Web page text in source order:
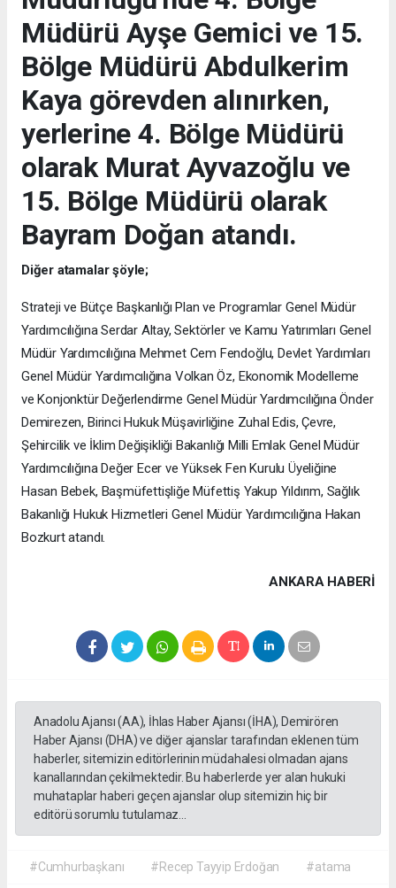
Müdürü Ayşe Gemici ve 15.
Bölge Müdürü Abdulkerim
Kaya görevden alınırken,
yerlerine 4. Bölge Müdürü
olarak Murat Ayvazoğlu ve
15. Bölge Müdürü olarak
Bayram Doğan atandı.
Diğer atamalar şöyle;
Strateji ve Bütçe Başkanlığı Plan ve Programlar Genel Müdür
Yardımcılığına Serdar Altay, Sektörler ve Kamu Yatırımları Genel
Müdür Yardımcılığına Mehmet Cem Fendoğlu, Devlet Yardımları
Genel Müdür Yardımcılığına Volkan Öz, Ekonomik Modelleme
ve Konjonktür Değerlendirme Genel Müdür Yardımcılığına Önder
Demirezen, Birinci Hukuk Müşavirliğine Zuhal Edis, Çevre,
Şehircilik ve İklim Değişikliği Bakanlığı Milli Emlak Genel Müdür
Yardımcılığına Değer Ecer ve Yüksek Fen Kurulu Üyeliğine
Hasan Bebek, Başmüfettişliğe Müfettiş Yakup Yıldırım, Sağlık
Bakanlığı Hukuk Hizmetleri Genel Müdür Yardımcılığına Hakan
Bozkurt atandı.
ANKARA HABERİ
Anadolu Ajansı (AA), İhlas Haber Ajansı (İHA), Demirören
Haber Ajansı (DHA) ve diğer ajanslar tarafından eklenen tüm
haberler, sitemizin editörlerinin müdahalesi olmadan ajans
kanallarından çekilmektedir. Bu haberlerde yer alan hukuki
muhataplar haberi geçen ajanslar olup sitemizin hiç bir
editörü sorumlu tutulamaz...
#Cumhurbaşkanı #Recep Tayyip Erdoğan #atama